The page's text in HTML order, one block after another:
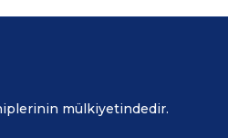
mülkiyetindedir.